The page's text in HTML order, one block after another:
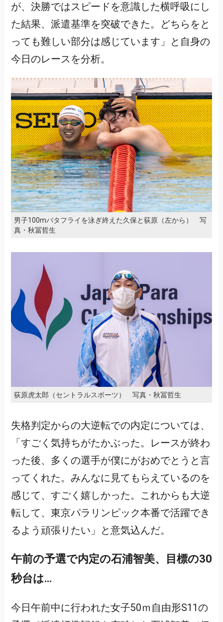
が、決勝ではスピードを意識した横呼吸にし
た結果、派遣基準を突破できた。どちらをと
っても難しい部分は感じています」と自身の
今日のレースを分析。
男子100mバタフライを泳ぎ終えた久保と荻原（左から） 写
真・秋冨哲生
荻原虎太郎（セントラルスポーツ） 写真・秋冨哲生
失格判定からの大逆転での内定については、
「すごく気持ちがたかぶった。レースが終わ
った後、多くの選手が僕にがおめでとうと言
ってくれた。みんなに見てもらえているのを
感じて、すごく嬉しかった。これからも大逆
転して、東京パラリンピック本番で活躍でき
るよう頑張りたい」と意気込んだ。
午前の予選で内定の石浦智美、目標の30
秒台は…
今日午前中に行われた女子50ｍ自由形S11の